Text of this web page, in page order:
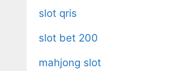
slot qris
slot bet 200
mahjong slot